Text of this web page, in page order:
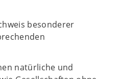
besonderer
natürliche und